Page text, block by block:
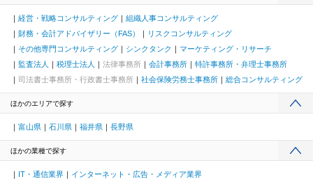
経営・戦略コンサルティング
組織人事コンサルティング
財務・会計アドバイザリー（FAS）
リスクコンサルティング
その他専門コンサルティング
シンクタンク
マーケティング・リサーチ
監査法人
税理士法人 法律事務所 会計事務所
特許事務所・弁理士事務所
司法書士事務所・行政書士事務所
社会保険労務士事務所 総合コンサルティング
ほかのエリアで探す
富山県 石川県 福井県 長野県
ほかの業種で探す
IT・通信業界
インターネット・広告・メディア業界